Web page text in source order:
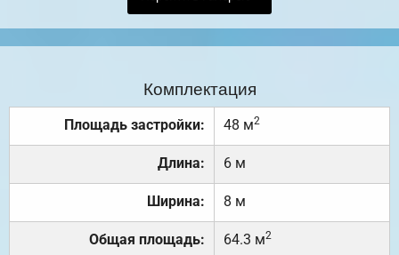
Комплектация
Площадь застройки: 48 м2
Длина: 6 м
Ширина: 8 м
Общая площадь: 64.3 м2